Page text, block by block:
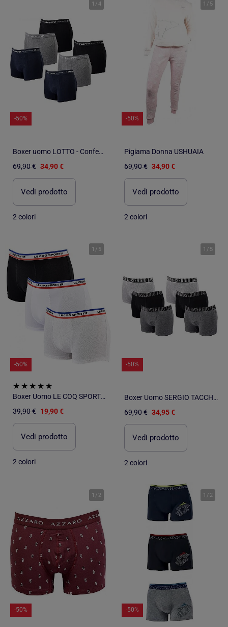
1 /4
-50%
Boxer uomo LOTTO - Confezione di 6
69,90 € 34,90 €
Vedi prodotto
2 colori
1 / 5
-50%
Pigiama Donna USHUAIA
69,90 € 34,90 €
Vedi prodotto
2 colori
1 / 5
-50%
Boxer Uomo LE COQ SPORTIF - Confezione da 3
39,90 € 19,90 €
Vedi prodotto
2 colori
1 / 5
-50%
Boxer Uomo SERGIO TACCHINI Confezione da 6
69,90 € 34,95 €
Vedi prodotto
2 colori
1 / 2
-50%
1 / 2
-50%